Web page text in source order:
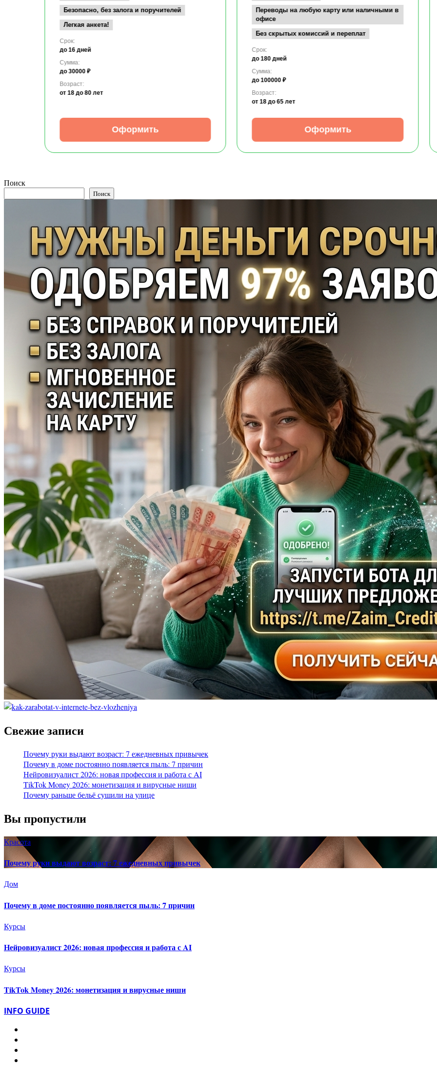
Безопасно, без залога и поручителей
Легкая анкета!
Срок:
до 16 дней
Сумма:
до 30000 ₽
Возраст:
от 18 до 80 лет
Оформить
Переводы на любую карту или наличными в
офисе
Без скрытых комиссий и переплат
Срок:
до 180 дней
Сумма:
до 100000 ₽
Возраст:
от 18 до 65 лет
Оформить
Поиск
Поиск
Свежие записи
Почему руки выдают возраст: 7 ежедневных привычек
Почему в доме постоянно появляется пыль: 7 причин
Нейровизуалист 2026: новая профессия и работа с AI
TikTok Money 2026: монетизация и вирусные ниши
Почему раньше бельё сушили на улице
Вы пропустили
Красота
Почему руки выдают возраст: 7 ежедневных привычек
Дом
Почему в доме постоянно появляется пыль: 7 причин
Курсы
Нейровизуалист 2026: новая профессия и работа с AI
Курсы
TikTok Money 2026: монетизация и вирусные ниши
INFO GUIDE